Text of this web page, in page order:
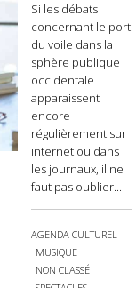
Si les débats
concernant le port
du voile dans la
sphère publique
occidentale
apparaissent
encore
régulièrement sur
internet ou dans
les journaux, il ne
faut pas oublier...
AGENDA CULTUREL
MUSIQUE
NON CLASSÉ